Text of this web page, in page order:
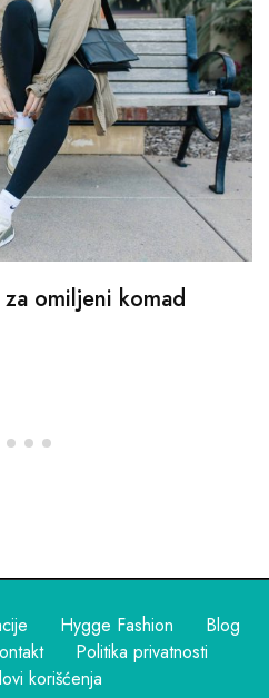
omiljeni komad
Hygge Fashion
Blog
Politika privatnosti
korišćenja